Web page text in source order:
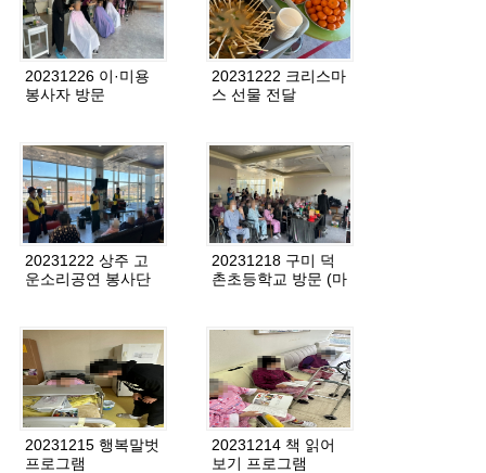
20231226 이·미용
봉사자 방문
20231222 크리스마
스 선물 전달
20231222 상주 고
운소리공연 봉사단
20231218 구미 덕
촌초등학교 방문 (마
20231215 행복말벗
프로그램
20231214 책 읽어
보기 프로그램